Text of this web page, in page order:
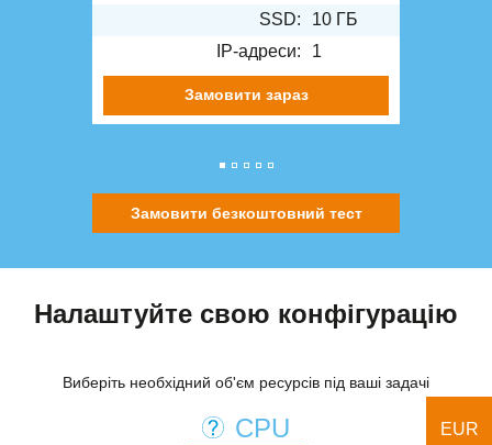
SSD:
10 ГБ
IP-адреси:
1
Замовити зараз
Замовити безкоштовний тест
Налаштуйте свою конфігурацію
Виберіть необхідний об'єм ресурсів під ваші задачі
CPU EUR